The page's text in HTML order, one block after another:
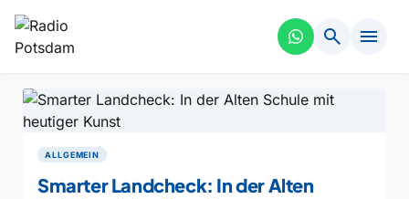
search menu
ALLGEMEIN
Smarter Landcheck: In der Alten